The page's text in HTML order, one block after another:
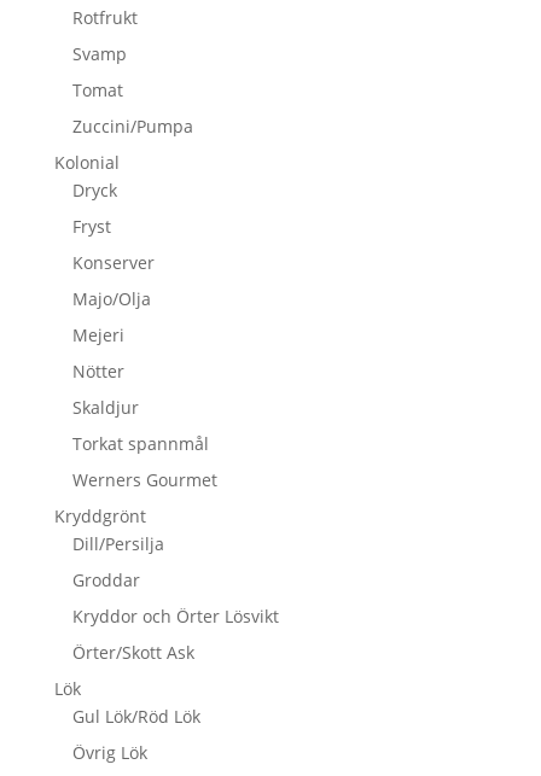
Rotfrukt
Svamp
Tomat
Zuccini/Pumpa
Kolonial
Dryck
Fryst
Konserver
Majo/Olja
Mejeri
Nötter
Skaldjur
Torkat spannmål
Werners Gourmet
Kryddgrönt
Dill/Persilja
Groddar
Kryddor och Örter Lösvikt
Örter/Skott Ask
Lök
Gul Lök/Röd Lök
Övrig Lök